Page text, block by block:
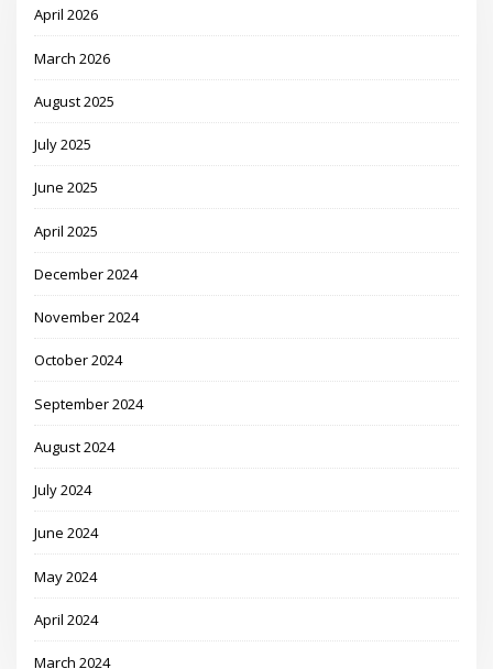
April 2026
March 2026
August 2025
July 2025
June 2025
April 2025
December 2024
November 2024
October 2024
September 2024
August 2024
July 2024
June 2024
May 2024
April 2024
March 2024